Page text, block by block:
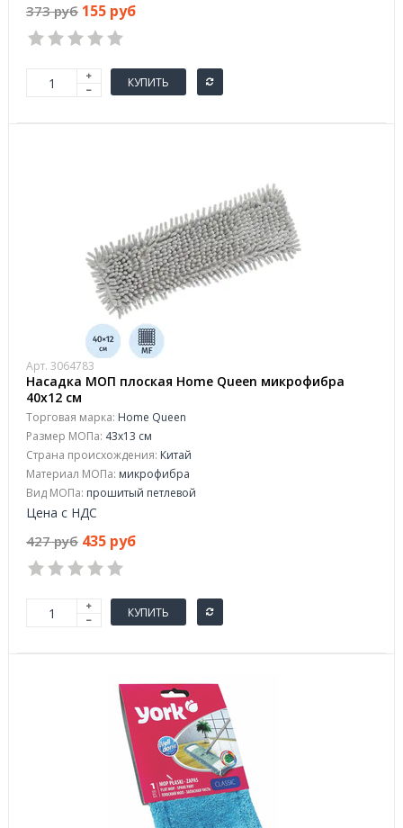
373 руб 155 руб
КУПИТЬ
Арт. 3064783
Насадка МОП плоская Home Queen микрофибра
40x12 см
Торговая марка: Home Queen
Размер МОПа: 43x13 см
Страна происхождения: Китай
Материал МОПа: микрофибра
Вид МОПа: прошитый петлевой
Цена с НДС
427 руб 435 руб
КУПИТЬ